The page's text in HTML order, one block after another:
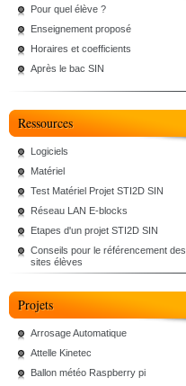
Pour quel élève ?
Enseignement proposé
Horaires et coefficients
Après le bac SIN
Ressources
Logiciels
Matériel
Test Matériel Projet STI2D SIN
Réseau LAN E-blocks
Etapes d'un projet STI2D SIN
Conseils pour le référencement des
sites élèves
Projets
Arrosage Automatique
Attelle Kinetec
Ballon météo Raspberry pi